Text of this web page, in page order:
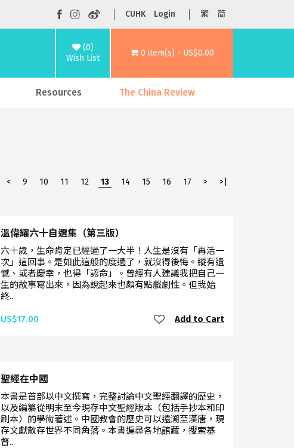
CUHK Login 繁 简
(0)
Wish List
0 item(s) - US$0.00
Resources The China Review
< 9 10 11 12 13 14 15 16 17 > >|
溫偉耀六十自選集（第三版）
六十歲，生命肯定已經過了一大半！人生是沒有「再活一
次」這回事。是如此這般的度過了，就沒得後悔。縱有遺
憾、或者慶幸，也得「認命」。曾經有人建議我把自己一
生的故事寫出來，因為說起來也頗有點戲劇性。但我始
終..
US$17.00 Add to Cart
聖經在中國
本書是首部以中文撰寫，完整討論中文聖經翻譯的歷史，
以及編纂從明末至今現存中文聖經版本（包括手抄本和印
刷本）的學術著述。中國教會的歷史可以遠溯至漢唐，現
存文獻散存世界不同角落。本書遍尋各地館藏，搜索基
督..